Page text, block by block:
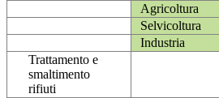
Agricoltura
Selvicoltura
Industria
Trattamento e
smaltimento
rifiuti